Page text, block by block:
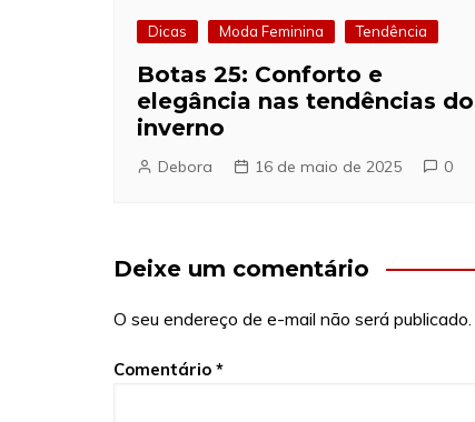
Dicas Moda Feminina Tendência
Botas 25: Conforto e
elegância nas tendências do
inverno
Debora 16 de maio de 2025 0
Deixe um comentário
O seu endereço de e-mail não será publicado.
Comentário *